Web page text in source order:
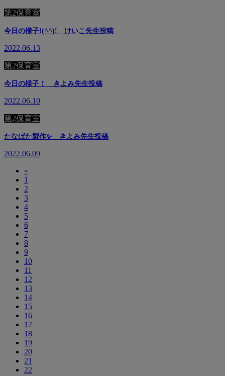
第2保育室
今日の様子!(^^)! けいこ先生投稿
2022.06.13
第2保育室
今日の様子！ きよみ先生投稿
2022.06.10
第2保育室
たなばた製作✨ きよみ先生投稿
2022.06.09
«
1
2
3
4
5
6
7
8
9
10
11
12
13
14
15
16
17
18
19
20
21
22